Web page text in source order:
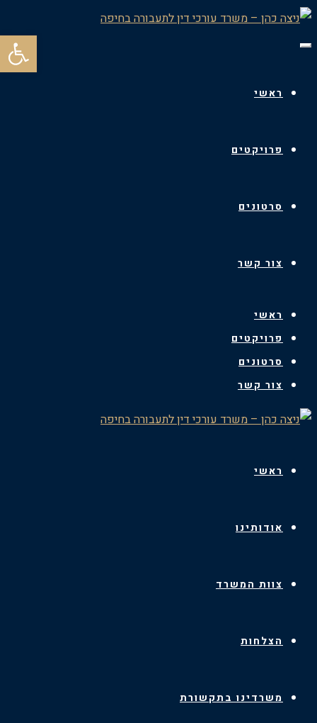
תפריט
ראשי
פרויקטים
סרטונים
צור קשר
ראשי
פרויקטים
סרטונים
צור קשר
ראשי
אודותינו
צוות המשרד
הצלחות
משרדינו בתקשורת
פתח